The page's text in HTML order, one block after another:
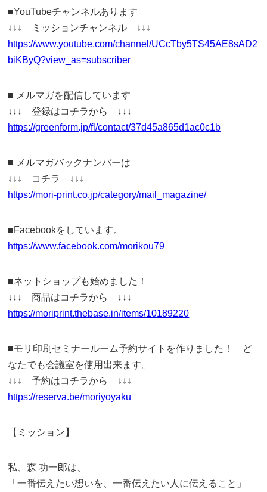
■YouTubeチャンネルあります
↓↓↓ ミッションチャンネル ↓↓↓
https://www.youtube.com/channel/UCcTby5TS45AE8sAD2
biKByQ?view_as=subscriber
■ メルマガを配信しています
↓↓↓ 登録はコチラから ↓↓↓
https://greenform.jp/fl/contact/37d45a865d1ac0c1b
■ メルマガバックナンバーは
↓↓↓ コチラ ↓↓↓
https://mori-print.co.jp/category/mail_magazine/
■Facebookをしています。
https://www.facebook.com/morikou79
■ネットショップも始めました！
↓↓↓ 商品はコチラから ↓↓↓
https://moriprint.thebase.in/items/10189220
■モリ印刷セミナールーム予約サイトを作りました！ ど
なたでも会議室を使用出来ます。
↓↓↓ 予約はコチラから ↓↓↓
https://reserva.be/moriyoyaku
【ミッション】
私、森 功一郎は、
「一番伝えたい想いを、一番伝えたい人に伝えること」